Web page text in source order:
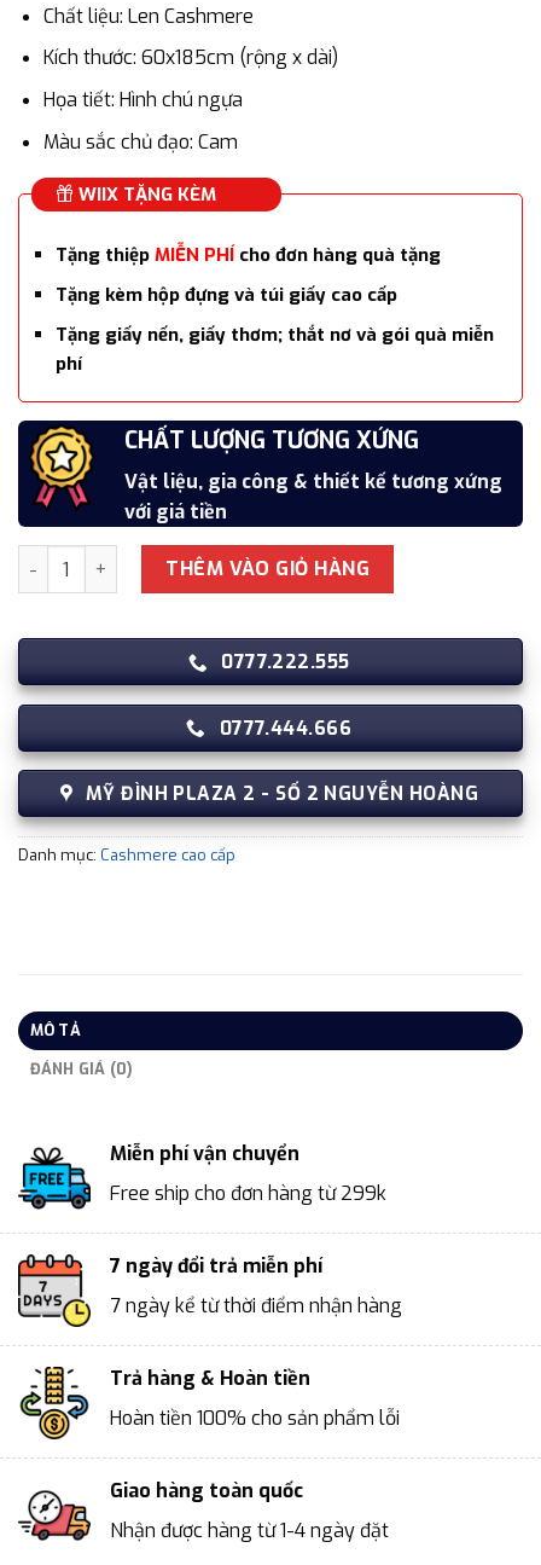
Chất liệu: Len Cashmere
Kích thước: 60x185cm (rộng x dài)
Họa tiết: Hình chú ngựa
Màu sắc chủ đạo: Cam
WIIX TẶNG KÈM
Tặng thiệp MIỄN PHÍcho đơn hàng quà tặng
Tặng kèm hộp đựng và túi giấy cao cấp
Tặng giấy nến, giấy thơm; thắt nơ và gói quà miễn
phí
SẢN PHẨM CAO CẤP
Thường được sử dụng làm quà tặng, quà
biếu
CHẤT LƯỢNG TƯƠNG XỨNG
Vật liệu, gia công & thiết kế tương xứng
với giá tiền
7 NGÀY ĐỔI TRẢ MIỄN PHÍ
Đổi trả trong 7 ngày kể từ thời điểm nhận
hàng
HOÀN TIỀN SẢN PHẨM LỖI
Hoàn tiền 100% cho các sản phẩm lỗi
Khăn quàng cổ cao cấp len Cashmere cho nữ KQ-WD15
THÊM VÀO GIỎ HÀNG
0777.222.555
0777.444.666
MỸ ĐÌNH PLAZA 2 - SỐ 2 NGUYỄN HOÀNG
Danh mục: Cashmere cao cấp
MÔ TẢ
ĐÁNH GIÁ (0)
Miễn phí vận chuyển
Free ship cho đơn hàng từ 299k
7 ngày đổi trả miễn phí
7 ngày kể từ thời điểm nhận hàng
Trả hàng & Hoàn tiền
Hoàn tiền 100% cho sản phẩm lỗi
Giao hàng toàn quốc
Nhận được hàng từ 1-4 ngày đặt